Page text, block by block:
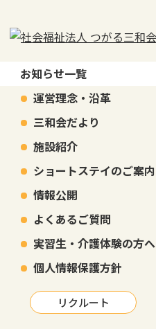
お知らせ一覧
運営理念・沿革
三和会だより
施設紹介
ショートステイのご案内
情報公開
よくあるご質問
実習生・介護体験の方へ
個人情報保護方針
リクルート